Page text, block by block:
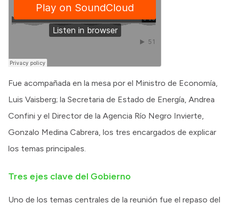
Fue acompañada en la mesa por el Ministro de Economía,
Luis Vaisberg; la Secretaria de Estado de Energía, Andrea
Confini y el Director de la Agencia Río Negro Invierte,
Gonzalo Medina Cabrera, los tres encargados de explicar
los temas principales.
Tres ejes clave del Gobierno
Uno de los temas centrales de la reunión fue el repaso del